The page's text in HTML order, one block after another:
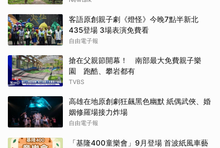
客語原創親子劇《燈怪》今晚7點半新北
435登場 3場表演免費看
自由電子報
搶在父親節開幕！ 南部最大免費親子樂
園 跑酷、攀岩都有
TVBS
高雄在地原創劇狂飆黑色幽默 紙偶武俠、婚
姻修羅場接力炸場
自由電子報
「基隆400童樂會」9月登場 首波紙風車藝